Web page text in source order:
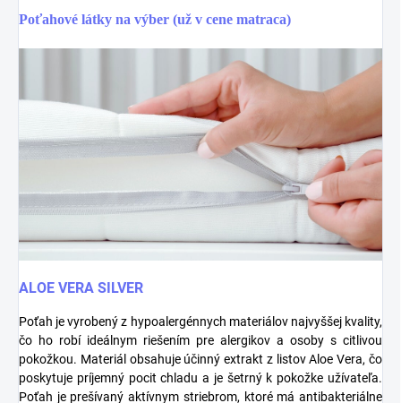
Poťahové látky na výber (už v cene matraca)
ALOE VERA SILVER
Poťah je vyrobený z hypoalergénnych materiálov najvyššej kvality,
čo ho robí ideálnym riešením pre alergikov a osoby s citlivou
pokožkou. Materiál obsahuje účinný extrakt z listov Aloe Vera, čo
poskytuje príjemný pocit chladu a je šetrný k pokožke užívateľa.
Poťah je prešívaný aktívnym striebrom, ktoré má antibakteriálne